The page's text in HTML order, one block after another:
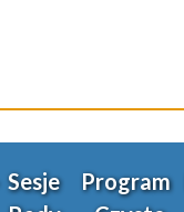
Sesje
Program